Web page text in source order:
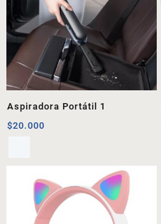
Aspiradora Portátil 1
$20.000